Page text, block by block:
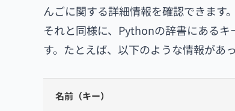
んごに関する詳細情報を確認できます。
それと同様に、Pythonの辞書にある
す。たとえば、以下のような情報があ
名前（キー）